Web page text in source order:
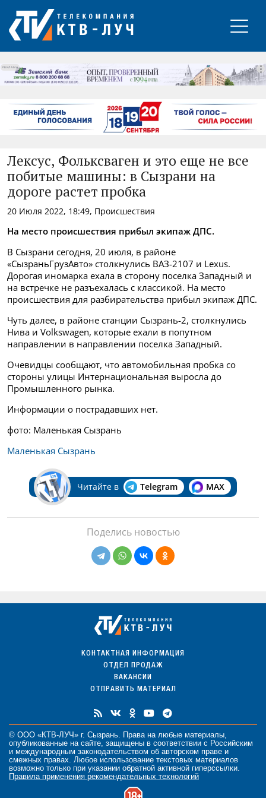
РЕКЛАМА
Лексус, Фольксваген и это еще не все
побитые машины: в Сызрани на
дороге растет пробка
20 Июля 2022, 18:49, Происшествия
На место происшествия прибыл экипаж ДПС.
В Сызрани сегодня, 20 июля, в районе
«СызраньГрузАвто» столкнулись ВАЗ-2107 и Lexus.
Дорогая иномарка ехала в сторону поселка Западный и
на встречке не разъехалась с классикой. На место
происшествия для разбирательства прибыл экипаж ДПС.
Чуть далее, в районе станции Сызрань-2, столкнулись
Нива и Volkswagen, которые ехали в попутном
направлении в направлении поселка Западный.
Очевидцы сообщают, что автомобильная пробка со
стороны улицы Интернациональная выросла до
Промышленного рынка.
Информации о пострадавших нет.
фото: Маленькая Сызрань
Маленькая Сызрань
Читайте в Telegram MAX
Поделись новостью
КОНТАКТНАЯ ИНФОРМАЦИЯ
ОТДЕЛ ПРОДАЖ
ВАКАНСИИ
ОТПРАВИТЬ МАТЕРИАЛ
© ООО «КТВ-ЛУЧ» г. Сызрань. Права на любые материалы
опубликованные на сайте, защищены в соответствии с Российским
и международным законодательством об авторском праве и
смежных правах. Любое использование текстовых материалов
возможно только при указании обратной активной гиперссылки.
Правила применения рекомендательных технологий